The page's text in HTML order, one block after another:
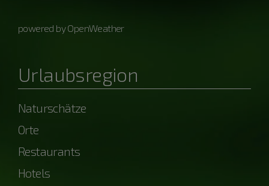
powered by OpenWeather
Urlaubsregion
Naturschätze
Orte
Restaurants
Hotels